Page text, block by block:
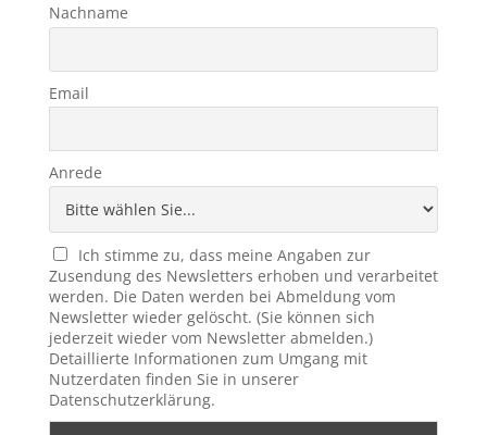
Nachname
Email
Anrede
Ich stimme zu, dass meine Angaben zur
Zusendung des Newsletters erhoben und verarbeitet
werden. Die Daten werden bei Abmeldung vom
Newsletter wieder gelöscht. (Sie können sich
jederzeit wieder vom Newsletter abmelden.)
Detaillierte Informationen zum Umgang mit
Nutzerdaten finden Sie in unserer
Datenschutzerklärung.